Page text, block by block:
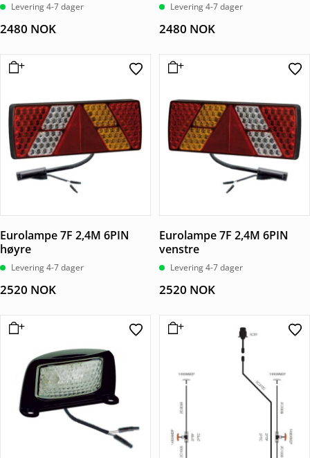
Levering 4-7 dager
2480 NOK
Levering 4-7 dager
2480 NOK
Eurolampe 7F 2,4M 6PIN
høyre
Levering 4-7 dager
2520 NOK
Eurolampe 7F 2,4M 6PIN
venstre
Levering 4-7 dager
2520 NOK